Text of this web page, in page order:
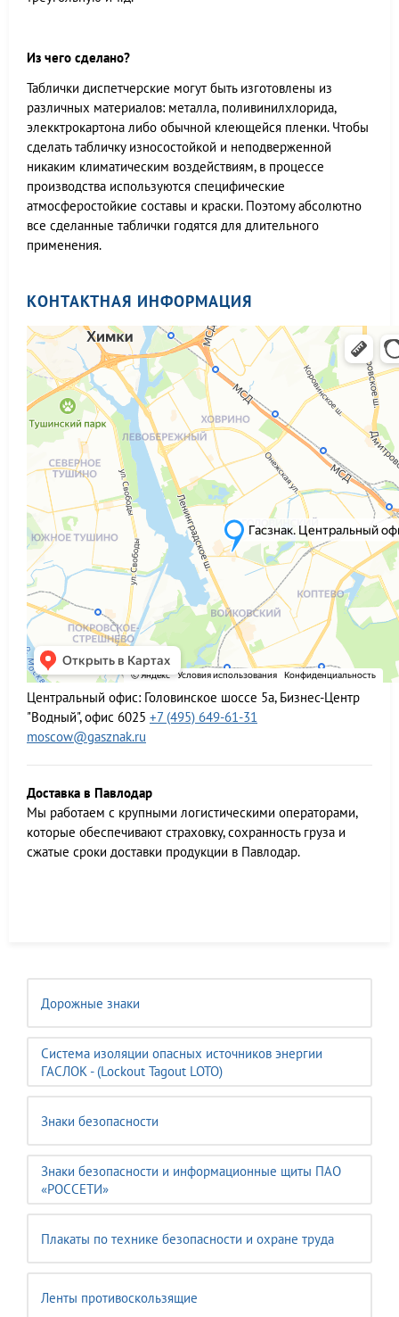
Дорожные знаки
Система изоляции опасных источников энергии
ГАСЛОК - (Lockout Tagout LOTO)
Знаки безопасности
Знаки безопасности и информационные щиты ПАО
«РОССЕТИ»
Плакаты по технике безопасности и охране труда
Ленты противоскользящие
Из чего сделано?
Таблички диспетчерские могут быть изготовлены из
различных материалов: металла, поливинилхлорида,
элекктрокартона либо обычной клеющейся пленки. Чтобы
сделать табличку износостойкой и неподверженной
никаким климатическим воздействиям, в процессе
производства используются специфические
атмосферостойкие составы и краски. Поэтому абсолютно
все сделанные таблички годятся для длительного
применения.
КОНТАКТНАЯ ИНФОРМАЦИЯ
Центральный офис: Головинское шоссе 5а, Бизнес-Центр
"Водный", офис 6025 +7 (495) 649-61-31
moscow@gasznak.ru
Доставка в Павлодар
Мы работаем c крупными логистическими операторами,
которые обеспечивают страховку, сохранность груза и
сжатые сроки доставки продукции в Павлодар.